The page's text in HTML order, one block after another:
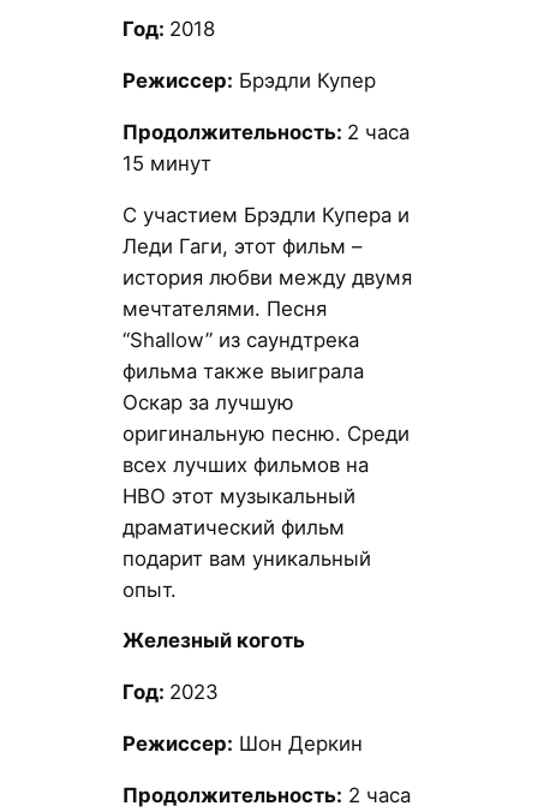
Год: 2018
Режиссер: Брэдли Купер
Продолжительность: 2 часа
15 минут
С участием Брэдли Купера и
Леди Гаги, этот фильм –
история любви между двумя
мечтателями. Песня
“Shallow” из саундтрека
фильма также выиграла
Оскар за лучшую
оригинальную песню. Среди
всех лучших фильмов на
HBO этот музыкальный
драматический фильм
подарит вам уникальный
опыт.
Железный коготь
Год: 2023
Режиссер: Шон Деркин
Продолжительность: 2 часа